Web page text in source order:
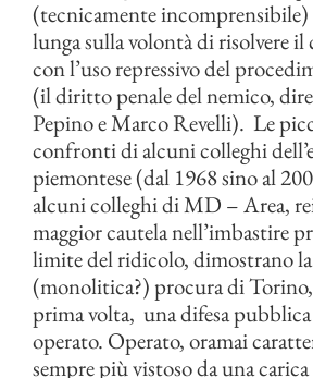
(tecnicamente incomprensibile)
lunga sulla volontà di risolvere
con l’uso repressivo del
(il diritto penale del nemico,
Pepino e Marco Revelli). Le
confronti di alcuni colleghi
piemontese (dal 1968 sino al
alcuni colleghi di MD – Area,
maggior cautela nell’imbastire
limite del ridicolo, dimostrano la
(monolitica?) procura di
prima volta, una difesa
operato. Operato, oramai
sempre più vistoso da una carica